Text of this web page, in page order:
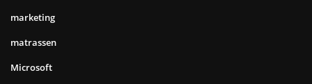
marketing
matrassen
Microsoft